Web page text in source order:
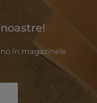
în magazinele